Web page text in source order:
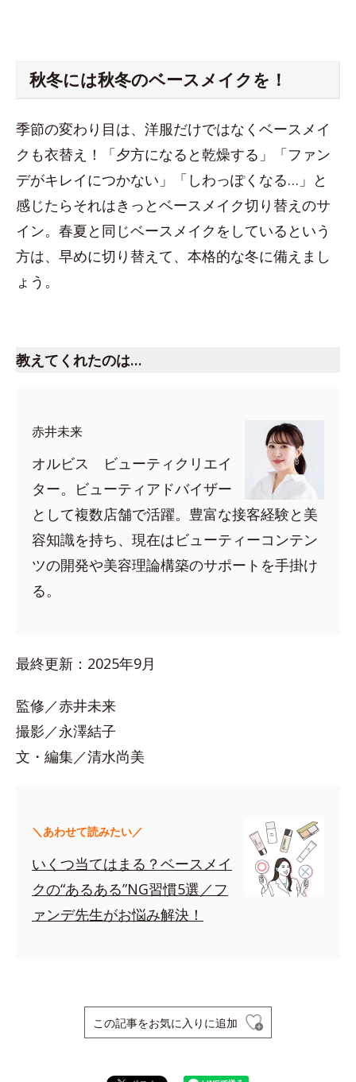
秋冬には秋冬のベースメイクを！
季節の変わり目は、洋服だけではなくベースメイ
クも衣替え！「夕方になると乾燥する」「ファン
デがキレイにつかない」「しわっぽくなる…」と
感じたらそれはきっとベースメイク切り替えのサ
イン。春夏と同じベースメイクをしているという
方は、早めに切り替えて、本格的な冬に備えまし
ょう。
教えてくれたのは…
赤井未来
オルビス ビューティクリエイ
ター。ビューティアドバイザー
として複数店舗で活躍。豊富な接客経験と美
容知識を持ち、現在はビューティーコンテン
ツの開発や美容理論構築のサポートを手掛け
る。
最終更新：2025年9月
監修／赤井未来
撮影／永澤結子
文・編集／清水尚美
＼あわせて読みたい／
いくつ当てはまる？ベースメイ
クの“あるある”NG習慣5選／フ
ァンデ先生がお悩み解決！
この記事をお気に入りに追加